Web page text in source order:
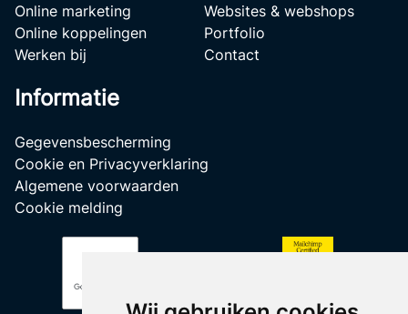
Online marketing
Websites & webshops
Online koppelingen
Portfolio
Werken bij
Contact
Informatie
Gegevensbescherming
Cookie en Privacyverklaring
Algemene voorwaarden
Cookie melding